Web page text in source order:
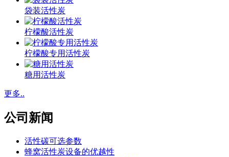
袋装活性炭
柠檬酸活性炭
柠檬酸专用活性炭
糖用活性炭
更多..
公司新闻
活性碳可选参数
蜂窝活性炭设备的优越性